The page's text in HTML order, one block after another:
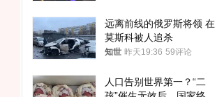
远离前线的俄罗斯将领 在
莫斯科被人追杀
知世 昨天19:36 59评论
人口告别世界第一？“二